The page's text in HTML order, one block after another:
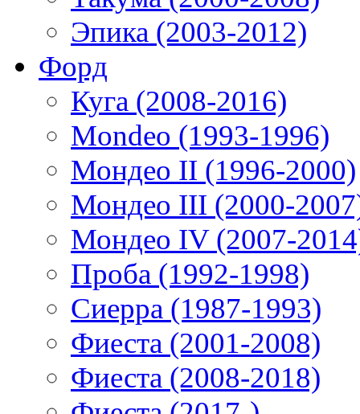
Эпика (2003-2012)
Форд
Куга (2008-2016)
Mondeo (1993-1996)
Мондео II (1996-2000)
Мондео III (2000-
Мондео IV (2007-
Проба (1992-1998)
Сиерра (1987-1993)
Фиеста (2001-2008)
Фиеста (2008-2018)